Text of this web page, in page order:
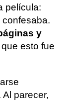
película:
confesaba.
y
esto fue
parecer,